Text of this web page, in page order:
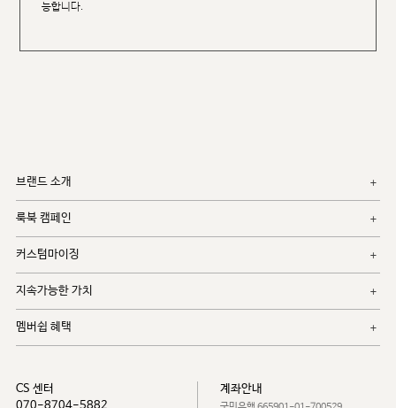
능합니다.
브랜드 소개
룩북 캠페인
커스텀마이징
지속가능한 가치
멤버쉽 혜택
CS 센터
계좌안내